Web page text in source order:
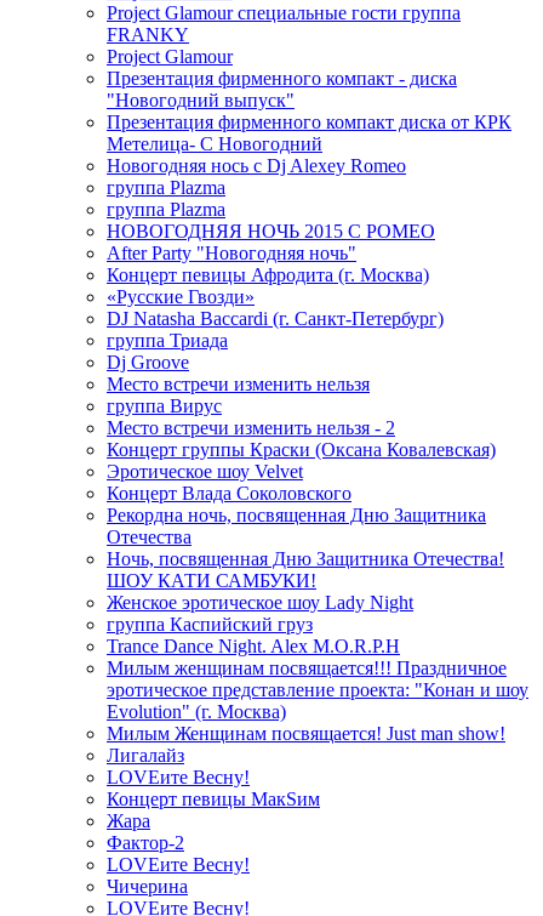
Project Glamour специальные гости группа
FRANKY
Project Glamour
Презентация фирменного компакт - диска
"Новогодний выпуск"
Презентация фирменного компакт диска от КРК
Метелица- С Новогодний
Новогодняя нось с Dj Alexey Romeo
группа Plazma
группа Plazma
НОВОГОДНЯЯ НОЧЬ 2015 C РОМЕО
After Party "Новогодняя ночь"
Концерт певицы Афродита (г. Москва)
«Русские Гвозди»
DJ Natasha Baccardi (г. Санкт-Петербург)
группа Триада
Dj Groove
Место встречи изменить нельзя
группа Вирус
Место встречи изменить нельзя - 2
Концерт группы Краски (Оксана Ковалевская)
Эротическое шоу Velvet
Концерт Влада Соколовского
Рекордна ночь, посвященная Дню Защитника
Отечества
Ночь, посвященная Дню Защитника Отечества!
ШОУ КАТИ САМБУКИ!
Женское эротическое шоу Lady Night
группа Каспийский груз
Trance Dance Night. Alex M.O.R.P.H
Милым женщинам посвящается!!! Праздничное
эротическое представление проекта: "Конан и шоу
Evolution" (г. Москва)
Милым Женщинам посвящается! Just man show!
Лигалайз
LOVEите Весну!
Концерт певицы МакSим
Жара
Фактор-2
LOVEите Весну!
Чичерина
LOVEите Весну!